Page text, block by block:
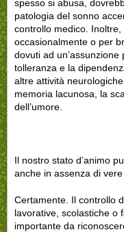
spesso si abusa,
patologia del sonno
controllo medico.
occasionalmente o per
dovuti ad un’assunzione
tolleranza e la
altre attività
memoria lacunosa, la
dell’umore.
Il nostro stato d’animo
anche in assenza di
Certamente. Il controllo
lavorative, scolastiche o
importante da